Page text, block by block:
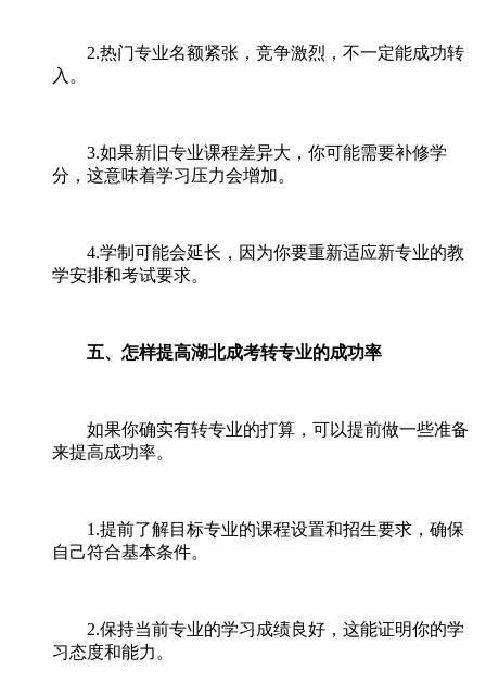
2.热门专业名额紧张，竞争激烈，不一定能成功转
入。
3.如果新旧专业课程差异大，你可能需要补修学
分，这意味着学习压力会增加。
4.学制可能会延长，因为你要重新适应新专业的教
学安排和考试要求。
五、怎样提高湖北成考转专业的成功率
如果你确实有转专业的打算，可以提前做一些准备
来提高成功率。
1.提前了解目标专业的课程设置和招生要求，确保
自己符合基本条件。
2.保持当前专业的学习成绩良好，这能证明你的学
习态度和能力。